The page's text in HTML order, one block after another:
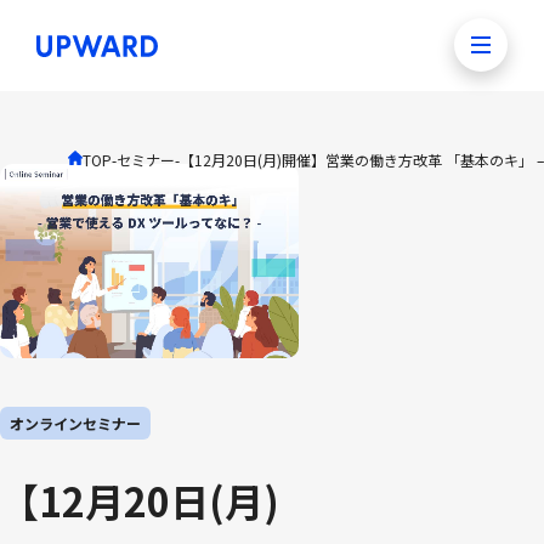
TOP-セミナー- 【12月20日(月)開催】営業の働き方改革 「基本のキ」
オンラインセミナー
【12月20日(月)